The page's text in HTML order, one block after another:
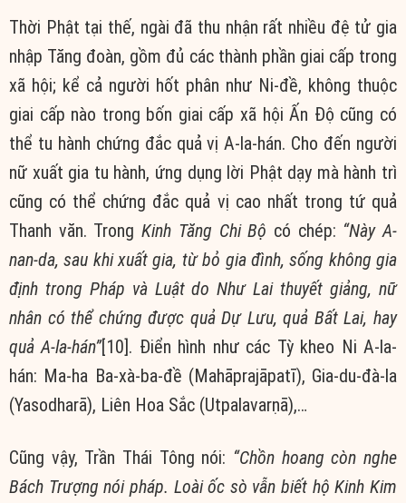
Thời Phật tại thế, ngài đã thu nhận rất nhiều đệ tử gia
nhập Tăng đoàn, gồm đủ các thành phần giai cấp trong
xã hội; kể cả người hốt phân như Ni-đề, không thuộc
giai cấp nào trong bốn giai cấp xã hội Ấn Độ cũng có
thể tu hành chứng đắc quả vị A-la-hán. Cho đến người
nữ xuất gia tu hành, ứng dụng lời Phật dạy mà hành trì
cũng có thể chứng đắc quả vị cao nhất trong tứ quả
Thanh văn. Trong Kinh Tăng Chi Bộ có chép: “Này A-
nan-da, sau khi xuất gia, từ bỏ gia đình, sống không gia
định trong Pháp và Luật do Như Lai thuyết giảng, nữ
nhân có thể chứng được quả Dự Lưu, quả Bất Lai, hay
quả A-la-hán”[10]. Điển hình như các Tỳ kheo Ni A-la-
hán: Ma-ha Ba-xà-ba-đề (Mahāprajāpatī), Gia-du-đà-la
(Yasodharā), Liên Hoa Sắc (Utpalavarṇā),…
Cũng vậy, Trần Thái Tông nói: “Chồn hoang còn nghe
Bách Trượng nói pháp. Loài ốc sò vẫn biết hộ Kinh Kim